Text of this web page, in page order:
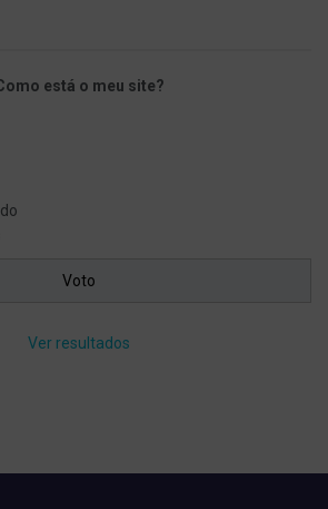
está o meu site?
Ver resultados